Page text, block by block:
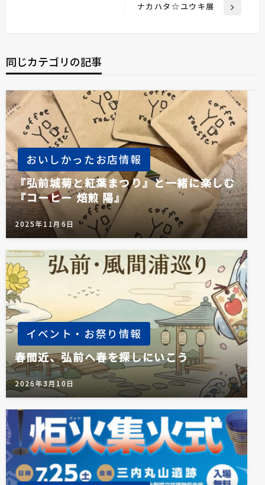
ゲ
ー
シ
ョ
ン
次
ナカハタ☆ユウキ展
同じカテゴリの記事
おいしかったお店情報
『弘前城菊と紅葉まつり』と一緒に楽しむ
『コーヒー 焙煎 陽』
2025年11月6日
イベント・お祭り情報
春間近、弘前へ春を探しにいこう
2026年3月10日